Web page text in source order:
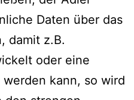
Daten über das
damit z.B.
oder eine
kann, so wird